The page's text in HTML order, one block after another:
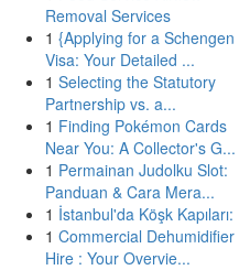
Removal Services
1 {Applying for a Schengen
Visa: Your Detailed ...
1 Selecting the Statutory
Partnership vs. a...
1 Finding Pokémon Cards
Near You: A Collector's G...
1 Permainan Judolku Slot:
Panduan & Cara Mera...
1 İstanbul'da Köşk Kapıları:
1 Commercial Dehumidifier
Hire : Your Overvie...